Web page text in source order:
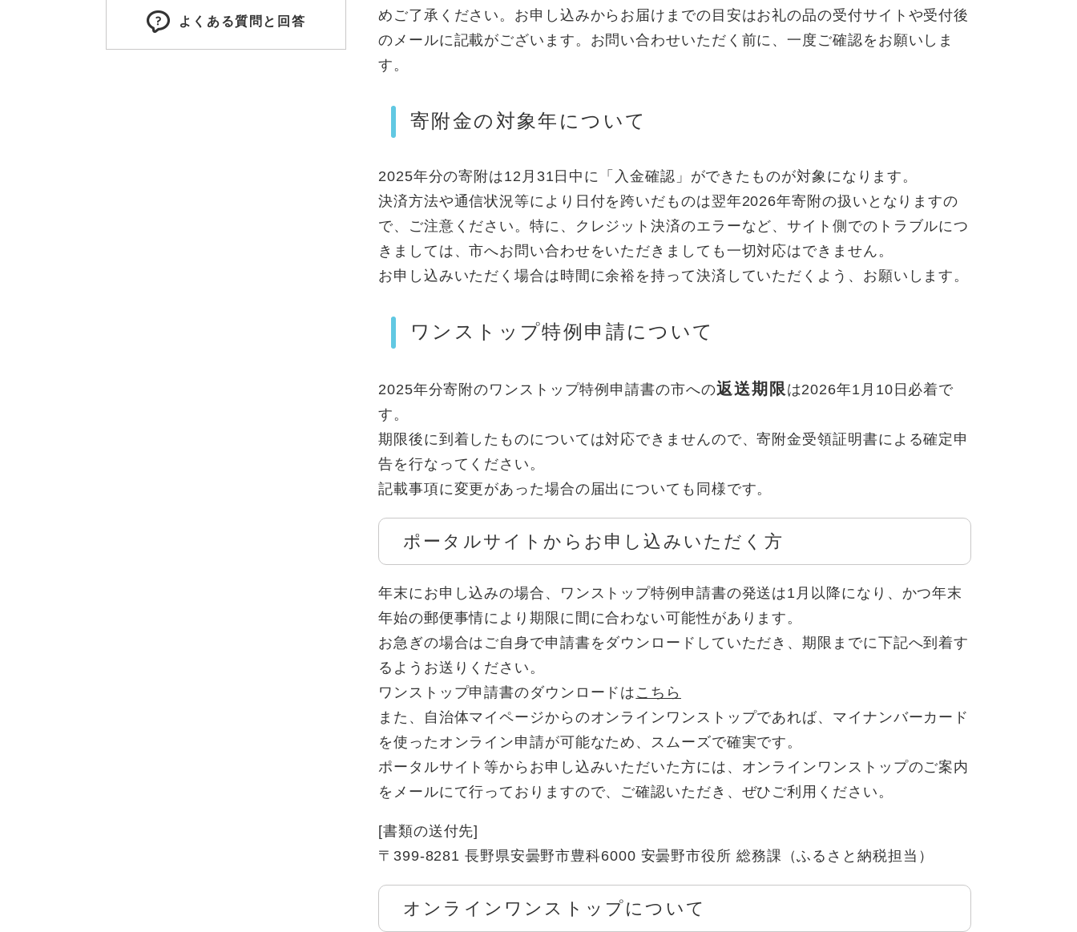
めご了承ください。お申し込みからお届けまでの目安はお礼の品の受付サイトや受付後
のメールに記載がございます。お問い合わせいただく前に、一度ご確認をお願いしま
す。
寄附金の対象年について
2025年分の寄附は12月31日中に「入金確認」ができたものが対象になります。
決済方法や通信状況等により日付を跨いだものは翌年2026年寄附の扱いとなりますの
で、ご注意ください。特に、クレジット決済のエラーなど、サイト側でのトラブルにつ
きましては、市へお問い合わせをいただきましても一切対応はできません。
お申し込みいただく場合は時間に余裕を持って決済していただくよう、お願いします。
ワンストップ特例申請について
2025年分寄附のワンストップ特例申請書の市への返送期限は2026年1月10日必着で
す。
期限後に到着したものについては対応できませんので、寄附金受領証明書による確定申
告を行なってください。
記載事項に変更があった場合の届出についても同様です。
ポータルサイトからお申し込みいただく方
年末にお申し込みの場合、ワンストップ特例申請書の発送は1月以降になり、かつ年末
年始の郵便事情により期限に間に合わない可能性があります。
お急ぎの場合はご自身で申請書をダウンロードしていただき、期限までに下記へ到着す
るようお送りください。
​ワンストップ申請書のダウンロードは こちら
また、自治体マイページからのオンラインワンストップであれば、マイナンバーカード
を使ったオンライン申請が可能なため、スムーズで確実です。
ポータルサイト等からお申し込みいただいた方には、オンラインワンストップのご案内
をメールにて行っておりますので、ご確認いただき、ぜひご利用ください。
[書類の送付先]
〒399-8281 長野県安曇野市豊科6000 安曇野市役所 総務課（ふるさと納税担当）​
オンラインワンストップについて
よくある質問と回答